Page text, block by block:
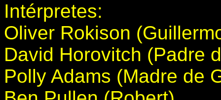
Intérpretes:
Oliver Rokison
David Horovitch (Padre
Polly Adams (Madre de